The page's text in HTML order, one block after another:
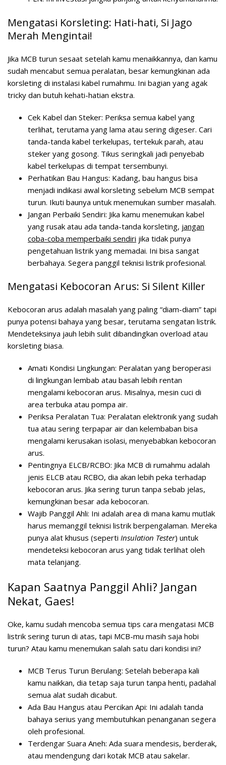
Mengatasi Korsleting: Hati-hati, Si Jago
Merah Mengintai!
Jika MCB turun sesaat setelah kamu menaikkannya, dan kamu
sudah mencabut semua peralatan, besar kemungkinan ada
korsleting di instalasi kabel rumahmu. Ini bagian yang agak
tricky dan butuh kehati-hatian ekstra.
Cek Kabel dan Steker: Periksa semua kabel yang
terlihat, terutama yang lama atau sering digeser. Cari
tanda-tanda kabel terkelupas, tertekuk parah, atau
steker yang gosong. Tikus seringkali jadi penyebab
kabel terkelupas di tempat tersembunyi.
Perhatikan Bau Hangus: Kadang, bau hangus bisa
menjadi indikasi awal korsleting sebelum MCB sempat
turun. Ikuti baunya untuk menemukan sumber masalah.
Jangan Perbaiki Sendiri: Jika kamu menemukan kabel
yang rusak atau ada tanda-tanda korsleting, jangan
coba-coba memperbaiki sendiri jika tidak punya
pengetahuan listrik yang memadai. Ini bisa sangat
berbahaya. Segera panggil teknisi listrik profesional.
Mengatasi Kebocoran Arus: Si Silent Killer
Kebocoran arus adalah masalah yang paling “diam-diam” tapi
punya potensi bahaya yang besar, terutama sengatan listrik.
Mendeteksinya jauh lebih sulit dibandingkan overload atau
korsleting biasa.
Amati Kondisi Lingkungan: Peralatan yang beroperasi
di lingkungan lembab atau basah lebih rentan
mengalami kebocoran arus. Misalnya, mesin cuci di
area terbuka atau pompa air.
Periksa Peralatan Tua: Peralatan elektronik yang sudah
tua atau sering terpapar air dan kelembaban bisa
mengalami kerusakan isolasi, menyebabkan kebocoran
arus.
Pentingnya ELCB/RCBO: Jika MCB di rumahmu adalah
jenis ELCB atau RCBO, dia akan lebih peka terhadap
kebocoran arus. Jika sering turun tanpa sebab jelas,
kemungkinan besar ada kebocoran.
Wajib Panggil Ahli: Ini adalah area di mana kamu mutlak
harus memanggil teknisi listrik berpengalaman. Mereka
punya alat khusus (seperti Insulation Tester) untuk
mendeteksi kebocoran arus yang tidak terlihat oleh
mata telanjang.
Kapan Saatnya Panggil Ahli? Jangan
Nekat, Gaes!
Oke, kamu sudah mencoba semua tips cara mengatasi MCB
listrik sering turun di atas, tapi MCB-mu masih saja hobi
turun? Atau kamu menemukan salah satu dari kondisi ini?
MCB Terus Turun Berulang: Setelah beberapa kali
kamu naikkan, dia tetap saja turun tanpa henti, padahal
semua alat sudah dicabut.
Ada Bau Hangus atau Percikan Api: Ini adalah tanda
bahaya serius yang membutuhkan penanganan segera
oleh profesional.
Terdengar Suara Aneh: Ada suara mendesis, berderak,
atau mendengung dari kotak MCB atau sakelar.